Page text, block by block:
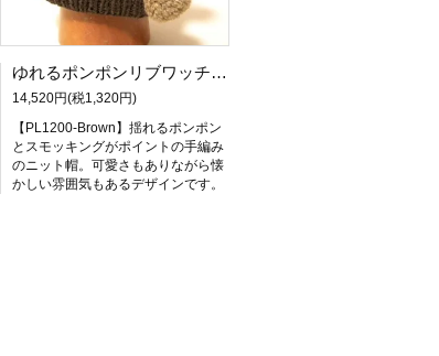
ゆれるポンポンリブワッチーブラウン
14,520円(税1,320円)
【PL1200-Brown】揺れるポンポン
とスモッキングがポイントの手編み
のニット帽。可愛さもありながら懐
かしい雰囲気もあるデザインです。